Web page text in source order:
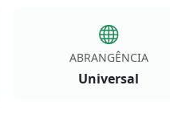
ABRANGÊNCIA
Universal